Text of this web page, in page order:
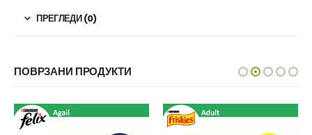
ПРЕГЛЕДИ (0)
ПОВРЗАНИ ПРОДУКТИ